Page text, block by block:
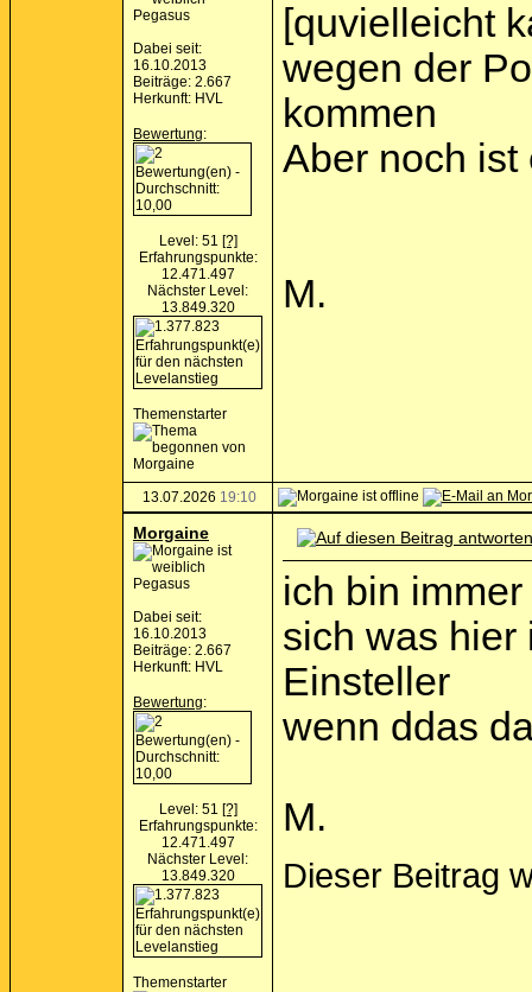
Pegasus
Dabei seit:
16.10.2013
Beiträge: 2.667
Herkunft: HVL
Bewertung:
Level: 51 [?]
Erfahrungspunkte:
12.471.497
Nächster Level:
13.849.320
Themenstarter
[quvielleicht
wegen der
kommen
Aber noch ist
M.
13.07.2026 19:10
Morgaine
Pegasus
Dabei seit:
16.10.2013
Beiträge: 2.667
Herkunft: HVL
Bewertung:
Level: 51 [?]
Erfahrungspunkte:
12.471.497
Nächster Level:
13.849.320
Themenstarter
ich bin
sich was hier
Einsteller
wenn ddas
M.
Dieser Beitrag